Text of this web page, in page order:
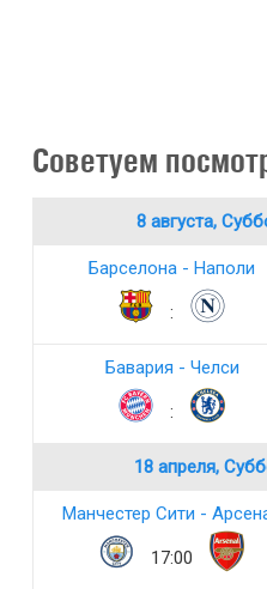
Советуем
8 августа,
Барселона - Наполи
:
Бавария - Челси
:
18 апреля,
Манчестер Сити -
17:00